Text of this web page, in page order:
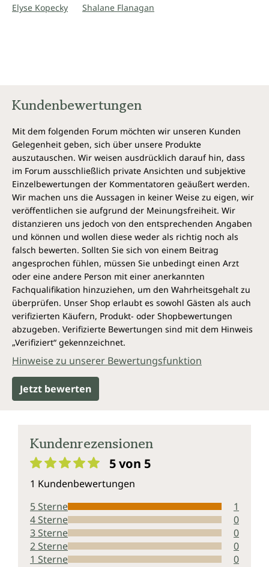
Joan Benoit Samuelson, erste Olympiasiegerin im
Den Kochlöffel muss man dazu aber schon schwingen."
Amazon-Rezension, Oktober 2017
Elyse Kopecky Shalane Flanagan
Kundenbewertungen
Mit dem folgenden Forum möchten wir unseren Kunden
Gelegenheit geben, sich über unsere Produkte
auszutauschen. Wir weisen ausdrücklich darauf hin, dass
im Forum ausschließlich private Ansichten und subjektive
Einzelbewertungen der Kommentatoren geäußert werden.
Wir machen uns die Aussagen in keiner Weise zu eigen, wir
veröffentlichen sie aufgrund der Meinungsfreiheit. Wir
distanzieren uns jedoch von den entsprechenden Angaben
und können und wollen diese weder als richtig noch als
falsch bewerten. Sollten Sie sich von einem Beitrag
angesprochen fühlen, müssen Sie unbedingt einen Arzt
oder eine andere Person mit einer anerkannten
Fachqualifikation hinzuziehen, um den Wahrheitsgehalt zu
überprüfen. Unser Shop erlaubt es sowohl Gästen als auch
verifizierten Käufern, Produkt- oder Shopbewertungen
abzugeben. Verifizierte Bewertungen sind mit dem Hinweis
„Verifiziert“ gekennzeichnet.
Hinweise zu unserer Bewertungsfunktion
Jetzt bewerten
Kundenrezensionen
5 von 5
1 Kundenbewertungen
5 Sterne
1
4 Sterne
0
3 Sterne
0
2 Sterne
0
1 Sterne
0